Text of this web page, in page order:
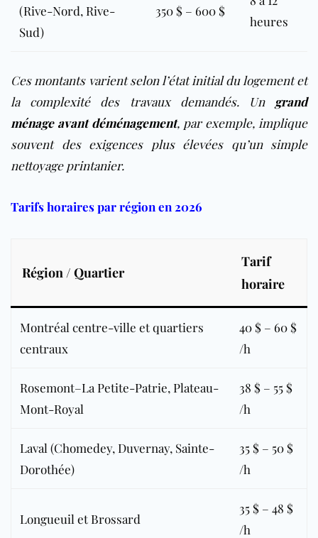
(Rive-Nord, Rive-
Sud)
350 $ – 600 $
heures
Ces montants varient selon l’état initial du logement et
la complexité des travaux demandés. Un grand
ménage avant déménagement, par exemple, implique
souvent des exigences plus élevées qu’un simple
nettoyage printanier.
Tarifs horaires par région en 2026
Région / Quartier
Tarif
horaire
Montréal centre-ville et quartiers
centraux
40 $ – 60 $
/h
Rosemont–La Petite-Patrie, Plateau-
Mont-Royal
38 $ – 55 $
/h
Laval (Chomedey, Duvernay, Sainte-
Dorothée)
35 $ – 50 $
/h
Longueuil et Brossard
35 $ – 48 $
/h